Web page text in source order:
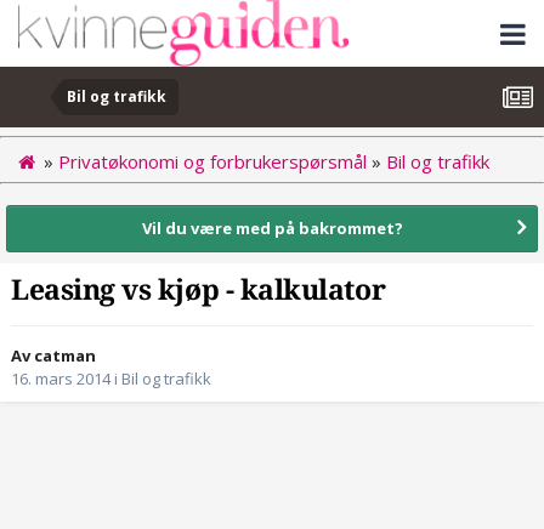
Bil og trafikk
» Privatøkonomi og forbrukerspørsmål » Bil og trafikk
Vil du være med på bakrommet?
Leasing vs kjøp - kalkulator
Av catman
16. mars 2014i Bil og trafikk